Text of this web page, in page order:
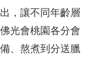
，讓不同年齡層
光會桃園各分會
、熬煮到分送臘